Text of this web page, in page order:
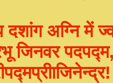
दशांग अग्नि में
जिनवर